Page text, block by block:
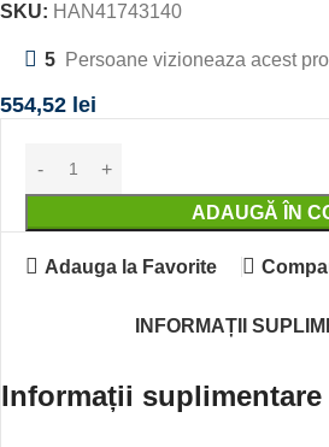
SKU: HAN41743140
5 Persoane vizioneaza acest
554,52 lei
ADAUGĂ ÎN
Adauga la Favorite
INFORMAȚII
Informații suplimentare